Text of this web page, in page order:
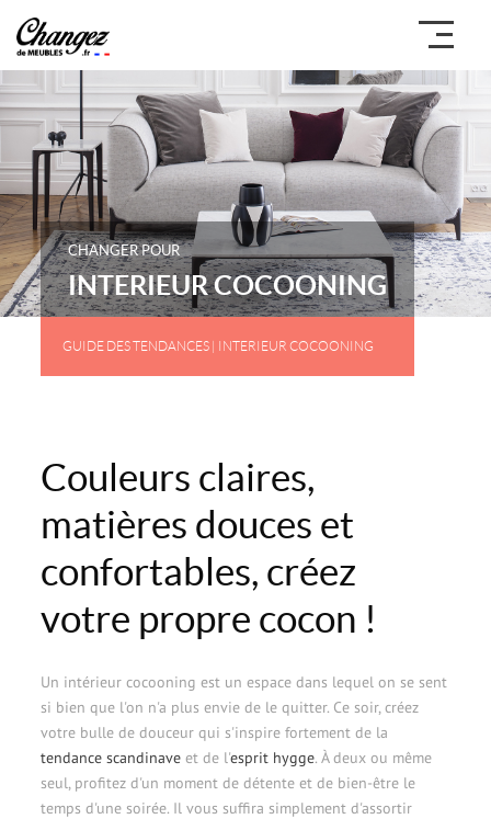
CHANGER POUR
INTERIEUR COCOONING
GUIDE DES TENDANCES | INTERIEUR COCOONING
Couleurs claires,
matières douces et
confortables, créez
votre propre cocon !
Un intérieur cocooning est un espace dans lequel on se sent
si bien que l'on n'a plus envie de le quitter. Ce soir, créez
votre bulle de douceur qui s'inspire fortement de la
tendance scandinave et de l'esprit hygge. À deux ou même
seul, profitez d'un moment de détente et de bien-être le
temps d'une soirée. Il vous suffira simplement d'assortir